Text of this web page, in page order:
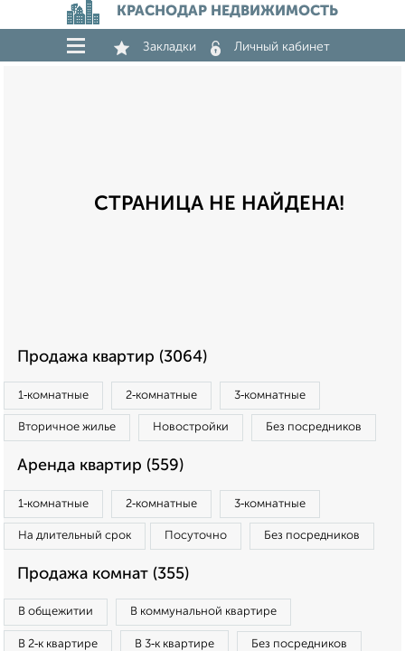
КРАСНОДАР НЕДВИЖИМОСТЬ
Закладки Личный кабинет
СТРАНИЦА НЕ НАЙДЕНА!
Продажа квартир (3064)
1‑комнатные 2‑комнатные 3‑комнатные
Вторичное жилье Новостройки Без посредников
Аренда квартир (559)
1‑комнатные 2‑комнатные 3‑комнатные
На длительный срок Посуточно Без посредников
Продажа комнат (355)
В общежитии В коммунальной квартире
В 2‑к квартире В 3‑к квартире Без посредников